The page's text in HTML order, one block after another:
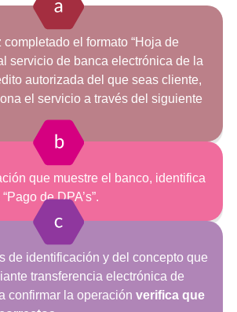
el formato “Hoja de
servicio de banca electrónica de la
autorizada del que seas cliente,
el servicio a través del siguiente
que muestre el banco, identifica
de DPA’s”.
de identificación y del concepto que
transferencia electrónica de
confirmar la operación verifica que